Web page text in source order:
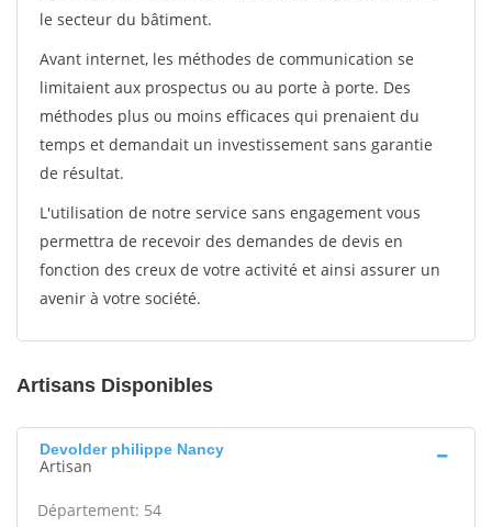
le secteur du bâtiment.
Avant internet, les méthodes de communication se
limitaient aux prospectus ou au porte à porte. Des
méthodes plus ou moins efficaces qui prenaient du
temps et demandait un investissement sans garantie
de résultat.
L'utilisation de notre service sans engagement vous
permettra de recevoir des demandes de devis en
fonction des creux de votre activité et ainsi assurer un
avenir à votre société.
Artisans Disponibles
Devolder philippe Nancy
Artisan
Département: 54